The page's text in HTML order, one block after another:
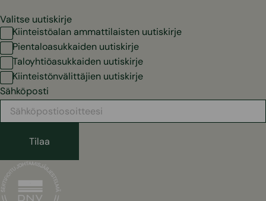
Valitse uutiskirje
Kiinteistöalan ammattilaisten uutiskirje
Pientaloasukkaiden uutiskirje
Taloyhtiöasukkaiden uutiskirje
Kiinteistönvälittäjien uutiskirje
Sähköposti